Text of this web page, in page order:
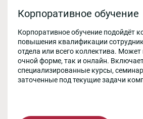
Корпоративное обучение
Корпоративное обучение подойдёт
повышения квалификации
отдела или всего коллектива.
очной форме, так и онлайн.
специализированные курсы,
заточенные под текущие задачи